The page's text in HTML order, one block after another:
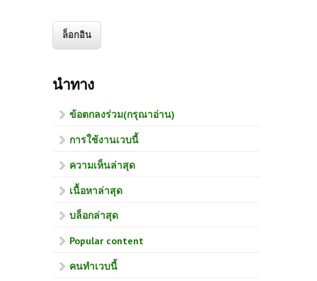
นำทาง
ข้อตกลงร่วม(กรุณาอ่าน)
การใช้งานเวบนี้
ความเห็นล่าสุด
เนื้อหาล่าสุด
บล็อกล่าสุด
Popular content
คนทำเวบนี้